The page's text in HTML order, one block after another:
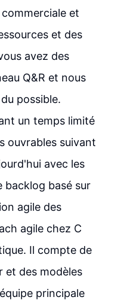
et
et des
avez des
Q&R et nous
possible.
un temps limité
ouvrables suivant
avec les
backlog basé sur
agile des
agile chez C
Il compte de
et des modèles
principale